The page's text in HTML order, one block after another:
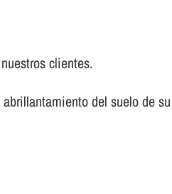
clientes.
del suelo de